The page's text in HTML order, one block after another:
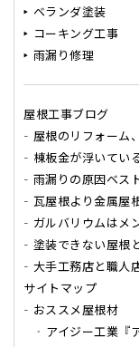
ベランダ塗装
コーキング工事
雨漏り修理
屋根工事ブログ
屋根のリフォーム
棟板金が浮いてい
雨漏りの原因ベス
瓦屋根より金属屋
ガルバリウムはメ
塗装できない屋根
大手工務店と職人
サイトマップ
おススメ屋根材
アイジー工業『